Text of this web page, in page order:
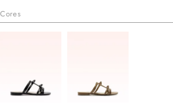
Cores